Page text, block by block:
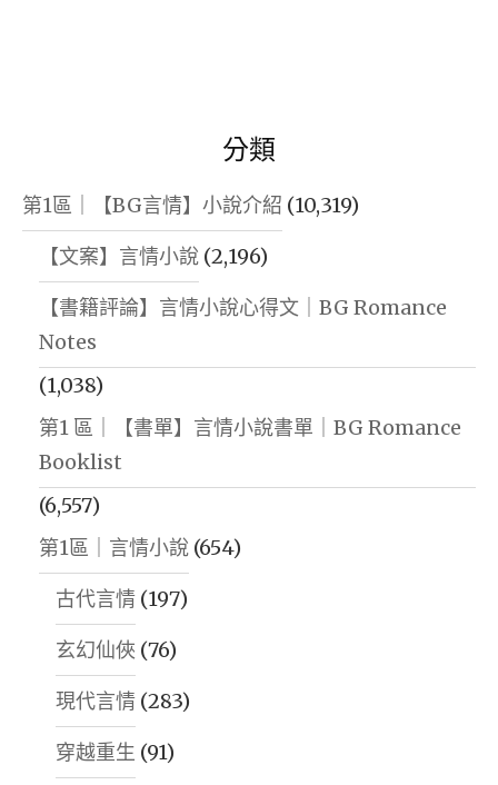
分類
第1區｜【BG言情】小說介紹 (10,319)
【文案】言情小說 (2,196)
【書籍評論】言情小說心得文｜BG Romance
Notes
(1,038)
第1 區｜【書單】言情小說書單｜BG Romance
Booklist
(6,557)
第1區｜言情小說 (654)
古代言情 (197)
玄幻仙俠 (76)
現代言情 (283)
穿越重生 (91)